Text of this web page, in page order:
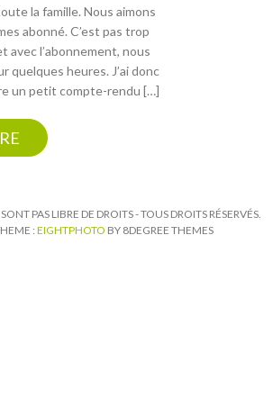
la famille. Nous aimons
abonné. C’est pas trop
avec l’abonnement, nous
quelques heures. J’ai donc
un petit compte-rendu […]
PAS LIBRE DE DROITS - TOUS DROITS RÉSERVÉS.
:EIGHTPHOTO BY 8DEGREE THEMES